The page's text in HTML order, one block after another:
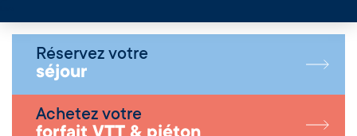
Réservez votre
séjour
Achetez votre